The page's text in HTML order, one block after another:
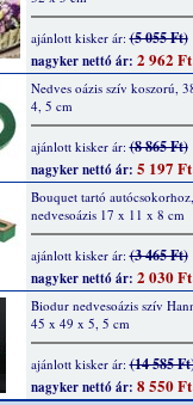
ajánlott kisker ár:(5 055 Ft)
nagyker nettó ár: 2 962 Ft
Nedves oázis szív koszorú,
4, 5 cm
ajánlott kisker ár:(8 865 Ft)
nagyker nettó ár: 5 197 Ft
Bouquet tartó autócsokorhoz,
nedvesoázis 17 x 11 x 8 cm
ajánlott kisker ár:(3 465 Ft)
nagyker nettó ár: 2 030 Ft
Biodur nedvesoázis szív
45 x 49 x 5, 5 cm
ajánlott kisker ár:(14 585
nagyker nettó ár: 8 550 Ft